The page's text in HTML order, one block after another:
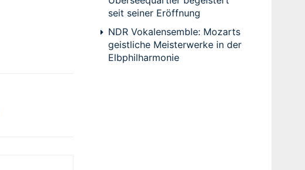
seit seiner Eröffnung
NDR Vokalensemble: Mozarts
geistliche Meisterwerke in der
Elbphilharmonie